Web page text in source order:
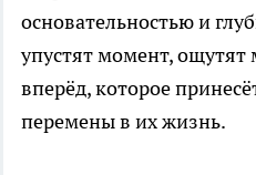
основательностью и
упустят момент,
вперёд, которое
перемены в их жизнь.